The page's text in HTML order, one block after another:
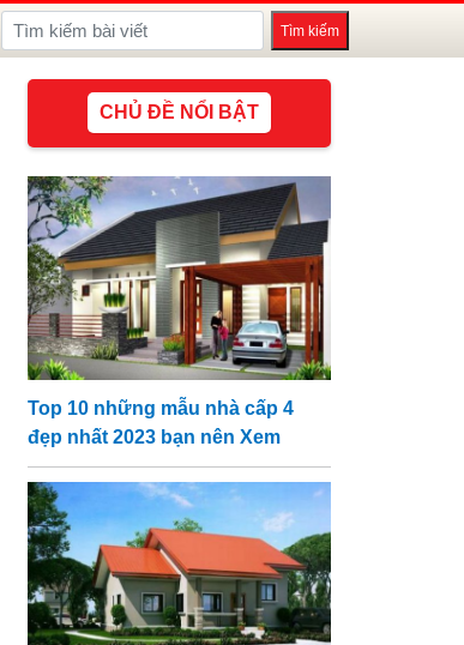
CHỦ ĐỀ NỔI BẬT
Top 10 những mẫu nhà cấp 4
đẹp nhất 2023 bạn nên Xem